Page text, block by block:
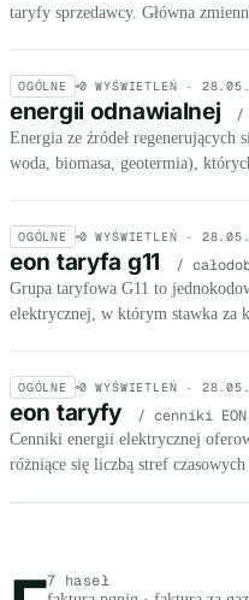
taryfy sprzedawcy. Główna
OGÓLNE 0 WYŚWIETLEŃ ·
energii odnawialnej /
Energia ze źródeł regenerujących
woda, biomasa, geotermia),
OGÓLNE 0 WYŚWIETLEŃ ·
eon taryfa g11 /
Grupa taryfowa G11 to
elektrycznej, w którym stawka za
OGÓLNE 0 WYŚWIETLEŃ ·
eon taryfy / cenniki
Cenniki energii elektrycznej
różniące się liczbą stref
Litera F, 7 haseł
7 haseł